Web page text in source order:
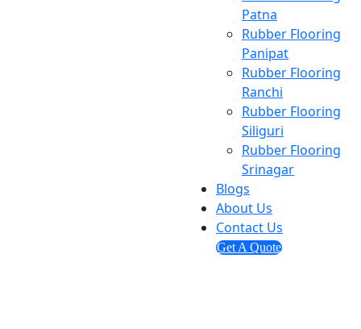
Patna
Rubber Flooring
Panipat
Rubber Flooring
Ranchi
Rubber Flooring
Siliguri
Rubber Flooring
Srinagar
Blogs
About Us
Contact Us
Get A Quote